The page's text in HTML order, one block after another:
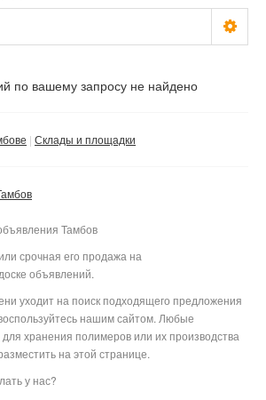
Сбросить фильтр
по вашему запросу не найдено
Склады и площадки
Тамбов
срочная его продажа на
объявлений.
уходит на поиск подходящего предложения
нашим сайтом. Любые
хранения полимеров или их производства
на этой странице.
у нас?